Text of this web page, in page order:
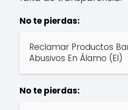
No te pierdas:
Reclamar Productos
Abusivos En Álamo (El)
No te pierdas: